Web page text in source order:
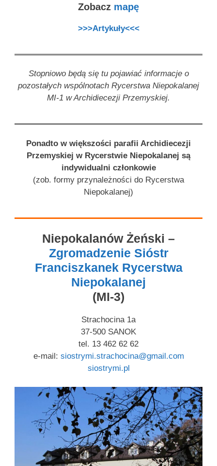
Zobacz mapę
>>>Artykuły<<<
Stopniowo będą się tu pojawiać informacje o
pozostałych wspólnotach Rycerstwa Niepokalanej
MI-1 w Archidiecezji Przemyskiej.
Ponadto w większości parafii Archidiecezji
Przemyskiej w Rycerstwie Niepokalanej są
indywidualni członkowie
(zob. formy przynależności do Rycerstwa
Niepokalanej)
Niepokalanów Żeński –
Zgromadzenie Sióstr
Franciszkanek Rycerstwa
Niepokalanej
(MI-3)
Strachocina 1a
37-500 SANOK
tel. 13 462 62 62
e-mail: siostrymi.strachocina@gmail.com
siostrymi.pl